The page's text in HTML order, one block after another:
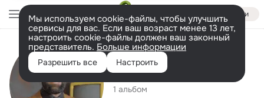
Войти
Мы используем cookie-файлы, чтобы улучшить
сервисы для вас. Если ваш возраст менее 13 лет,
настроить cookie-файлы должен ваш законный
представитель. Больше информации
Разрешить все Настроить
Исполнитель
Rojvan Serhat
1 альбом